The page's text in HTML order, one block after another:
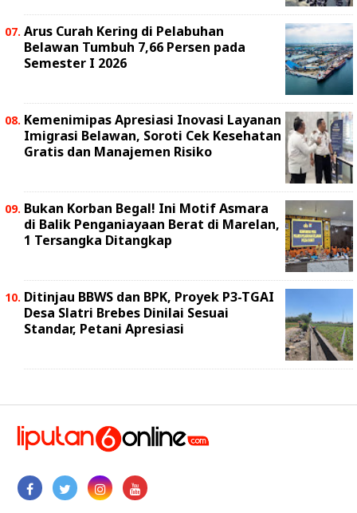
Arus Curah Kering di Pelabuhan
Belawan Tumbuh 7,66 Persen pada
Semester I 2026
Kemenimipas Apresiasi Inovasi Layanan
Imigrasi Belawan, Soroti Cek Kesehatan
Gratis dan Manajemen Risiko
Bukan Korban Begal! Ini Motif Asmara
di Balik Penganiayaan Berat di Marelan,
1 Tersangka Ditangkap
Ditinjau BBWS dan BPK, Proyek P3-TGAI
Desa Slatri Brebes Dinilai Sesuai
Standar, Petani Apresiasi